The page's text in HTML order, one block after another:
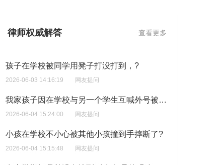
律师权威解答 查看更多
孩子在学校被同学用凳子打没打到，?
2026-06-04 15:24:00 网友提问
小孩在学校不小心被其他小孩撞到手摔断了?
2026-06-04 15:15:48 网友提问
在上学期间我并没有撞到别人,但是他强迫拉着我领子,我还是,让我跟他道歉,把我都快提起来了,这算不算校园霸凌?
2026-06-04 12:37:05 网友提问